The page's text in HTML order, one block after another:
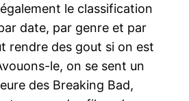
le classification
date, par genre et par
rendre des gout si on est
le, on se sent un
des Breaking Bad,